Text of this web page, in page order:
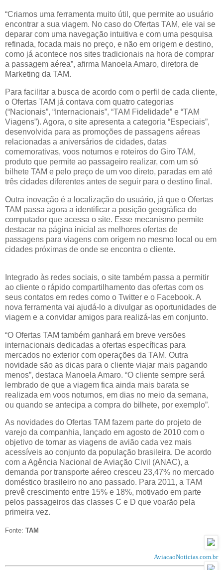
“Criamos uma ferramenta muito útil, que permite ao usuário
encontrar a sua viagem. No caso do Ofertas TAM, ele vai se
deparar com uma navegação intuitiva e com uma pesquisa
refinada, focada mais no preço, e não em origem e destino,
como já acontece nos sites tradicionais na hora de comprar
a passagem aérea”, afirma Manoela Amaro, diretora de
Marketing da TAM.
Para facilitar a busca de acordo com o perfil de cada cliente,
o Ofertas TAM já contava com quatro categorias
(“Nacionais”, “Internacionais”, “TAM Fidelidade” e “TAM
Viagens”). Agora, o site apresenta a categoria “Especiais”,
desenvolvida para as promoções de passagens aéreas
relacionadas a aniversários de cidades, datas
comemorativas, voos noturnos e roteiros do Giro TAM,
produto que permite ao passageiro realizar, com um só
bilhete TAM e pelo preço de um voo direto, paradas em até
três cidades diferentes antes de seguir para o destino final.
Outra inovação é a localização do usuário, já que o Ofertas
TAM passa agora a identificar a posição geográfica do
computador que acessa o site. Esse mecanismo permite
destacar na página inicial as melhores ofertas de
passagens para viagens com origem no mesmo local ou em
cidades próximas de onde se encontra o cliente.
Integrado às redes sociais, o site também passa a permitir
ao cliente o rápido compartilhamento das ofertas com os
seus contatos em redes como o Twitter e o Facebook. A
nova ferramenta vai ajudá-lo a divulgar as oportunidades de
viagem e a convidar amigos para realizá-las em conjunto.
“O Ofertas TAM também ganhará em breve versões
internacionais dedicadas a ofertas específicas para
mercados no exterior com operações da TAM. Outra
novidade são as dicas para o cliente viajar mais pagando
menos”, destaca Manoela Amaro. “O cliente sempre será
lembrado de que a viagem fica ainda mais barata se
realizada em voos noturnos, em dias no meio da semana,
ou quando se antecipa a compra do bilhete, por exemplo”.
As novidades do Ofertas TAM fazem parte do projeto de
varejo da companhia, lançado em agosto de 2010 com o
objetivo de tornar as viagens de avião cada vez mais
acessíveis ao conjunto da população brasileira. De acordo
com a Agência Nacional de Aviação Civil (ANAC), a
demanda por transporte aéreo cresceu 23,47% no mercado
doméstico brasileiro no ano passado. Para 2011, a TAM
prevê crescimento entre 15% e 18%, motivado em parte
pelos passageiros das classes C e D que voarão pela
primeira vez.
Fonte: TAM
AviacaoNoticias.com.br